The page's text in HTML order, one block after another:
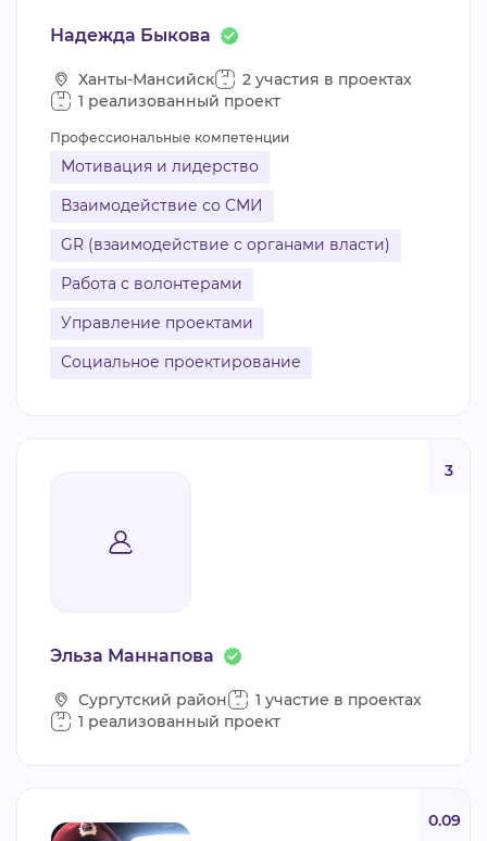
Надежда Быкова
Ханты-Мансийск
2 участия в проектах
1 реализованный проект
Профессиональные компетенции
Мотивация и лидерство
Взаимодействие со СМИ
GR (взаимодействие с органами власти)
Работа с волонтерами
Управление проектами
Социальное проектирование
3
Эльза Маннапова
Сургутский район
1 участие в проектах
1 реализованный проект
0.09